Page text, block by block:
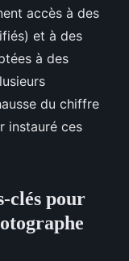
accès à des
et à des
à des
du chiffre
instauré ces
clés pour